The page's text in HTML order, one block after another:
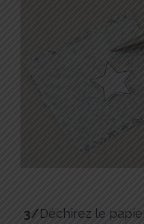
3/Déchirez le